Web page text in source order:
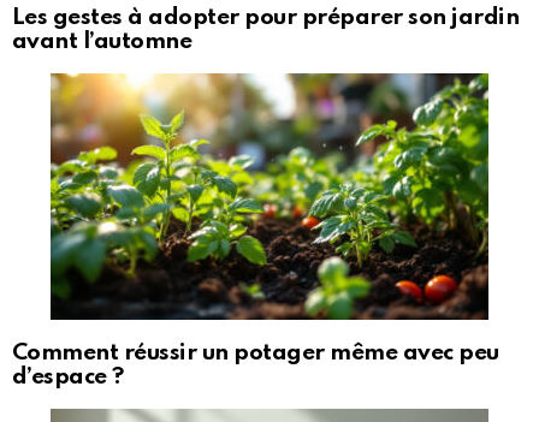
Les gestes à adopter pour préparer son jardin
avant l’automne
Comment réussir un potager même avec peu
d’espace ?